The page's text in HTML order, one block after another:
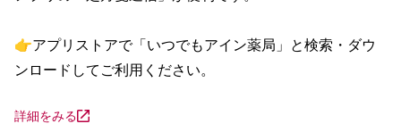
👉アプリストアで「いつでもアイン薬局」と検索・ダウ
ンロードしてご利用ください。
詳細をみる